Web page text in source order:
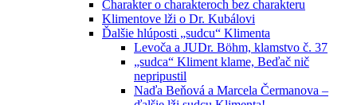
Charakter o charakteroch bez charakteru
Klimentove lži o Dr. Kubálovi
Ďalšie hlúposti „sudcu“ Klimenta
Levoča a JUDr. Böhm, klamstvo č. 37
„sudca“ Kliment klame, Beďač nič
nepripustil
Naďa Beňová a Marcela Čermanova –